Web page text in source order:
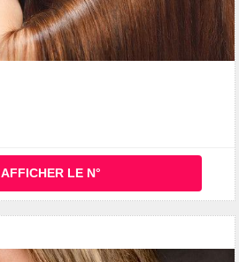
AFFICHER LE N°